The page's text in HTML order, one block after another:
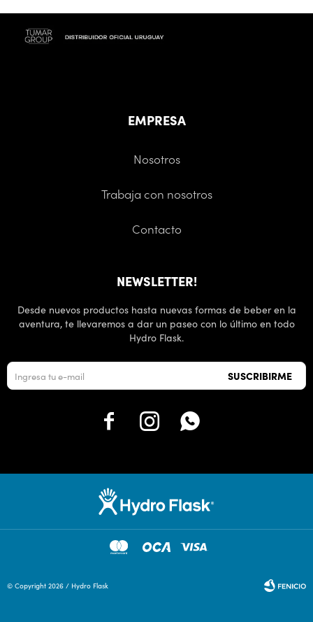
EMPRESA
Nosotros
Trabaja con nosotros
Contacto
NEWSLETTER!
Desde nuevos productos hasta nuevas formas de beber en la
aventura, te llevaremos a dar un paseo con lo último en todo
Hydro Flask.
SUSCRIBIRME
  
© Copyright 2026 / Hydro Flask